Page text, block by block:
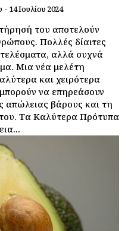
- 14 Ιουλίου 2024
του αποτελούν
Πολλές δίαιτες
αλλά συχνά
Μια νέα μελέτη
και χειρότερα
να επηρεάσουν
απώλειας βάρους και τη
Τα Καλύτερα Πρότυπα